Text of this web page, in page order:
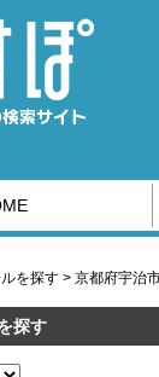
を探す > 京都府宇治
探す